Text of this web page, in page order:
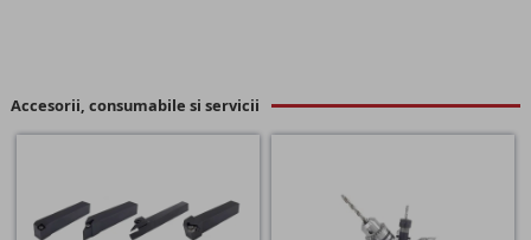
Accesorii, consumabile si servicii